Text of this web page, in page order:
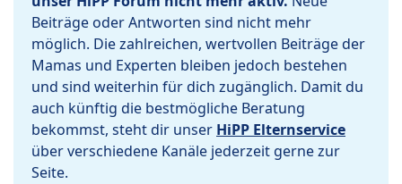
Beiträge oder Antworten sind nicht mehr
möglich. Die zahlreichen, wertvollen Beiträge der
Mamas und Experten bleiben jedoch bestehen
und sind weiterhin für dich zugänglich. Damit du
auch künftig die bestmögliche Beratung
bekommst, steht dir unser HiPP Elternservice
über verschiedene Kanäle jederzeit gerne zur
Seite.